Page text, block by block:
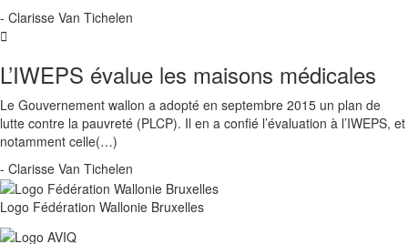
- Clarisse Van Tichelen
L’IWEPS évalue les maisons médicales
Le Gouvernement wallon a adopté en septembre 2015 un plan de
lutte contre la pauvreté (PLCP). Il en a confié l’évaluation à l’IWEPS, et
notamment celle(…)
- Clarisse Van Tichelen
Logo Fédération Wallonie Bruxelles